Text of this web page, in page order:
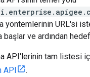
yöntemlerinin URL'si
ve ardından
API'lerinin tam listesi
API
.